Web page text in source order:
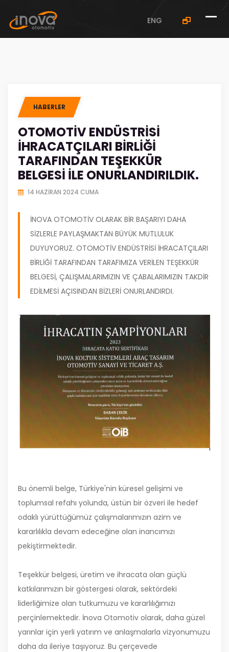
siteler" /> ENG
HABERLER
OTOMOTIV ENDÜSTRISI
İHRACATÇILARI BIRLIĞI
TARAFINDAN TEŞEKKÜR
BELGESI ILE ONURLANDIRILDIK.
14 HAZIRAN 2024 CUMA
İNOVA OTOMOTIV OLARAK BIR BAŞARIYI DAHA
SIZLERLE PAYLAŞMAKTAN BÜYÜK MUTLULUK
DUYUYORUZ. OTOMOTIV ENDÜSTRISI İHRACATÇILARI
BIRLIĞI TARAFINDAN TARAFIMIZA VERILEN TEŞEKKÜR
BELGESI, ÇALIŞMALARIMIZIN VE ÇABALARIMIZIN TAKDIR
EDILMESI AÇISINDAN BIZLERI ONURLANDIRDI.
Bu önemli belge, Türkiye'nin küresel gelişimi ve
toplumsal refahı yolunda, üstün bir özveri ile hedef
odaklı yürüttüğümüz çalışmalarımızın azim ve
kararlılıkla devam edeceğine olan inancımızı
pekiştirmektedir.
Teşekkür belgesi, üretim ve ihracata olan güçlü
katkılarımızın bir göstergesi olarak, sektördeki
liderliğimize olan tutkumuzu ve kararlılığımızı
perçinlemektedir. İnova Otomotiv olarak, daha güzel
yarınlar için yerli yatırım ve anlaşmalarla vizyonumuzu
daha da ileriye taşıyoruz. Bu çerçevede